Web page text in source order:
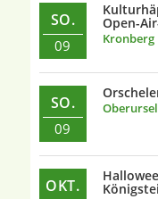
SO.
09
Open-
Kronberg
SO.
09
OKT.